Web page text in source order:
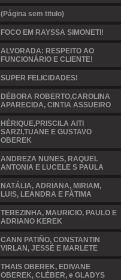
(Página sem titulo)
FOCO EM RAYSSA SIMONETI!
ALVORADA: RESPEITO AO
FUNCIONÁRIO E CLIENTE!
SUPER FELICIDADES!
DÉBORA ROBERTO,CAROLINA
APARECIDA, CINTIA ASSUEIRO
HÉRIQUE,PRISCILA AITI
SARZI,TUANE E GUSTAVO
OBEREK
ANDREZA NUNES, RAQUEL
ANTONIA E LUCELE S PAULA
NATÁLIA, ADRIANA, MIRIAM,
LUIS, LEANDRA E FÁTIMA
TEREZINHA, MAURICIO, PAULO E
ADRIANO KEREK
CANN PATIÑO, CONSTANTIN
VIRLAN, JESSÉ E MARLETE
THAIS OBEREK, EDIVANE
OBEREK, CLÉBER, e GLADYS